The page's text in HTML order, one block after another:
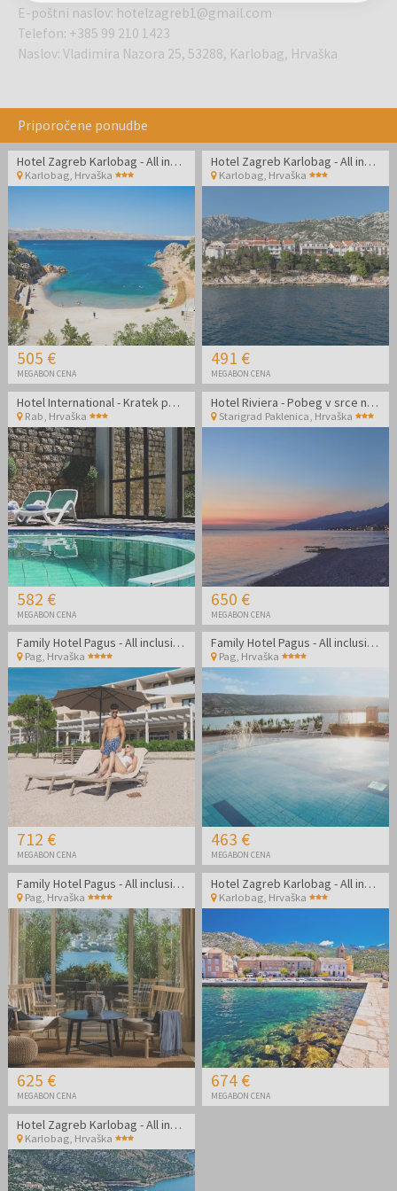
E-poštni naslov: hotelzagreb1@gmail.com
Telefon: +385 99 210 1423
Naslov: Vladimira Nazora 25, 53288, Karlobag, Hrvaška
Priporočene ponudbe
Hotel Zagreb Karlobag - All inclusive light poletje - Soba z balkonom
Karlobag, Hrvaška
505 €
MEGABON CENA
Hotel Zagreb Karlobag - All inclusive light pozdrav poletju - Soba z balkonom
Karlobag Hrvaška
491 €
MEGABON CENA
Hotel International - Kratek poletni oddih na Rabu
Rab Hrvaška
582 €
MEGABON CENA
Hotel Riviera - Pobeg v srce narave in Jadranske obale
Starigrad Paklenica Hrvaška
650 €
MEGABON CENA
Family Hotel Pagus - All inclusive poletje na Pagu
Pag, Hrvaška
712 €
MEGABON CENA
Family Hotel Pagus - All inclusive september na Pagu
Pag, Hrvaška
463 €
MEGABON CENA
Family Hotel Pagus - All inclusive september na Pagu
Pag, Hrvaška
625 €
MEGABON CENA
Hotel Zagreb Karlobag - All inclusive light pozdrav poletju - Soba z balkonom
Karlobag, Hrvaška
674 €
MEGABON CENA
Hotel Zagreb Karlobag - All inclusive light pozdrav poletju
Karlobag, Hrvaška